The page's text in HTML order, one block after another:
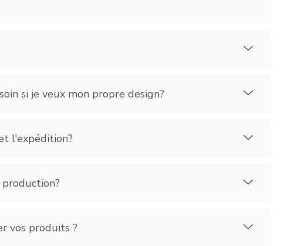
si je veux mon propre design?
l'expédition?
vos produits ?